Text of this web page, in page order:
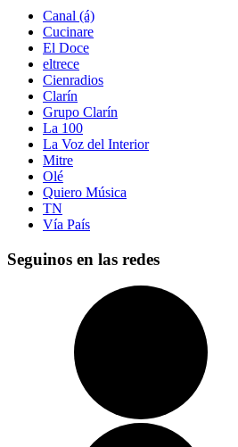
Canal (á)
Cucinare
El Doce
eltrece
Cienradios
Clarín
Grupo Clarín
La 100
La Voz del Interior
Mitre
Olé
Quiero Música
TN
Vía País
Seguinos en las redes